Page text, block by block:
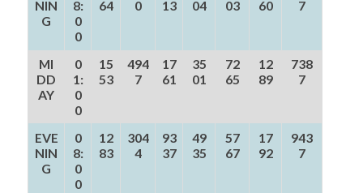
NIN
G
8:
0
0
64
0
13
04
03
60
7
MI
DD
AY
0
1:
0
0
15
53
494
7
17
61
35
01
72
65
12
89
738
7
EVE
NIN
G
0
8:
0
0
12
83
304
4
93
37
49
35
57
67
17
92
943
7